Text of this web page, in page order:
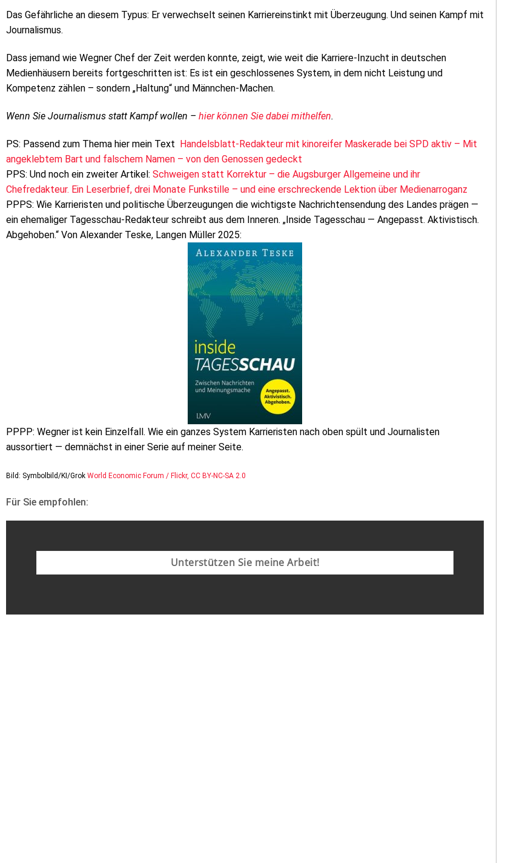
Das Gefährliche an diesem Typus: Er verwechselt seinen Karriereinstinkt mit Überzeugung. Und seinen Kampf mit
Journalismus.
Dass jemand wie Wegner Chef der Zeit werden konnte, zeigt, wie weit die Karriere-Inzucht in deutschen
Medienhäusern bereits fortgeschritten ist: Es ist ein geschlossenes System, in dem nicht Leistung und
Kompetenz zählen – sondern „Haltung“ und Männchen-Machen.
Wenn Sie Journalismus statt Kampf wollen – hier können Sie dabei mithelfen.
PS: Passend zum Thema hier mein Text Handelsblatt-Redakteur mit kinoreifer Maskerade bei SPD aktiv – Mit
angeklebtem Bart und falschem Namen – von den Genossen gedeckt
PPS: Und noch ein zweiter Artikel: Schweigen statt Korrektur – die Augsburger Allgemeine und ihr
Chefredakteur. Ein Leserbrief, drei Monate Funkstille – und eine erschreckende Lektion über Medienarroganz
PPPS: Wie Karrieristen und politische Überzeugungen die wichtigste Nachrichtensendung des Landes prägen —
ein ehemaliger Tagesschau-Redakteur schreibt aus dem Inneren. „Inside Tagesschau — Angepasst. Aktivistisch.
Abgehoben.“ Von Alexander Teske, Langen Müller 2025:
PPPP: Wegner ist kein Einzelfall. Wie ein ganzes System Karrieristen nach oben spült und Journalisten
aussortiert — demnächst in einer Serie auf meiner Seite.
Bild: Symbolbild/KI/Grok World Economic Forum / Flickr, CC BY-NC-SA 2.0
Für Sie empfohlen:
Unterstützen Sie meine Arbeit!